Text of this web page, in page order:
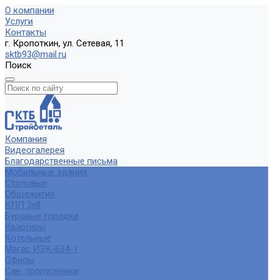
О компании
Услуги
Контакты
г. Кропоткин, ул. Сетевая, 11
sktb93@mail.ru
Поиск
Компания
Видеогалерея
Благодарственные письма
Мобильные здания
Столовые
Общежития
КПП 3х8
Буровые городки
Квартиры
Котельные
Магас ИЗК-634-1
Офисы
Сан. пропускники